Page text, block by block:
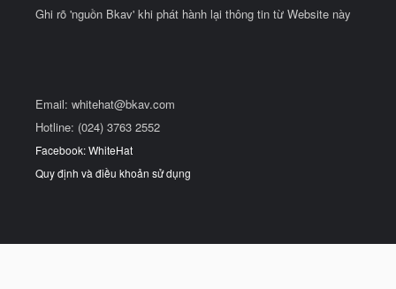
Ghi rõ 'nguồn Bkav' khi phát hành lại thông tin từ Website này
Email: whitehat@bkav.com
Hotline: (024) 3763 2552
Facebook: WhiteHat
Quy định và điều khoản sử dụng